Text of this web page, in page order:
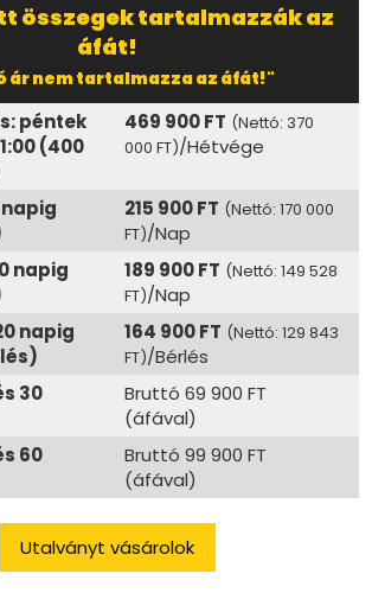
összegek tartalmazzák az
áfát!
ár nem tartalmazza az áfát!"
péntek
(400
469 900 FT (Nettó: 370
000 FT)/Hétvége
215 900 FT (Nettó: 170 000
FT)/Nap
napig
189 900 FT (Nettó: 149 528
FT)/Nap
napig
164 900 FT (Nettó: 129 843
FT)/Bérlés
30
Bruttó 69 900 FT
(áfával)
60
Bruttó 99 900 FT
(áfával)
Utalványt vásárolok